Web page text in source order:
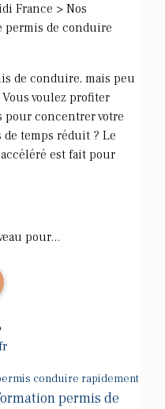
France > Nos
permis de conduire
de conduire, mais peu
voulez profiter
pour concentrer votre
temps réduit ? Le
est fait pour
pour...
conduire rapidement
permis de